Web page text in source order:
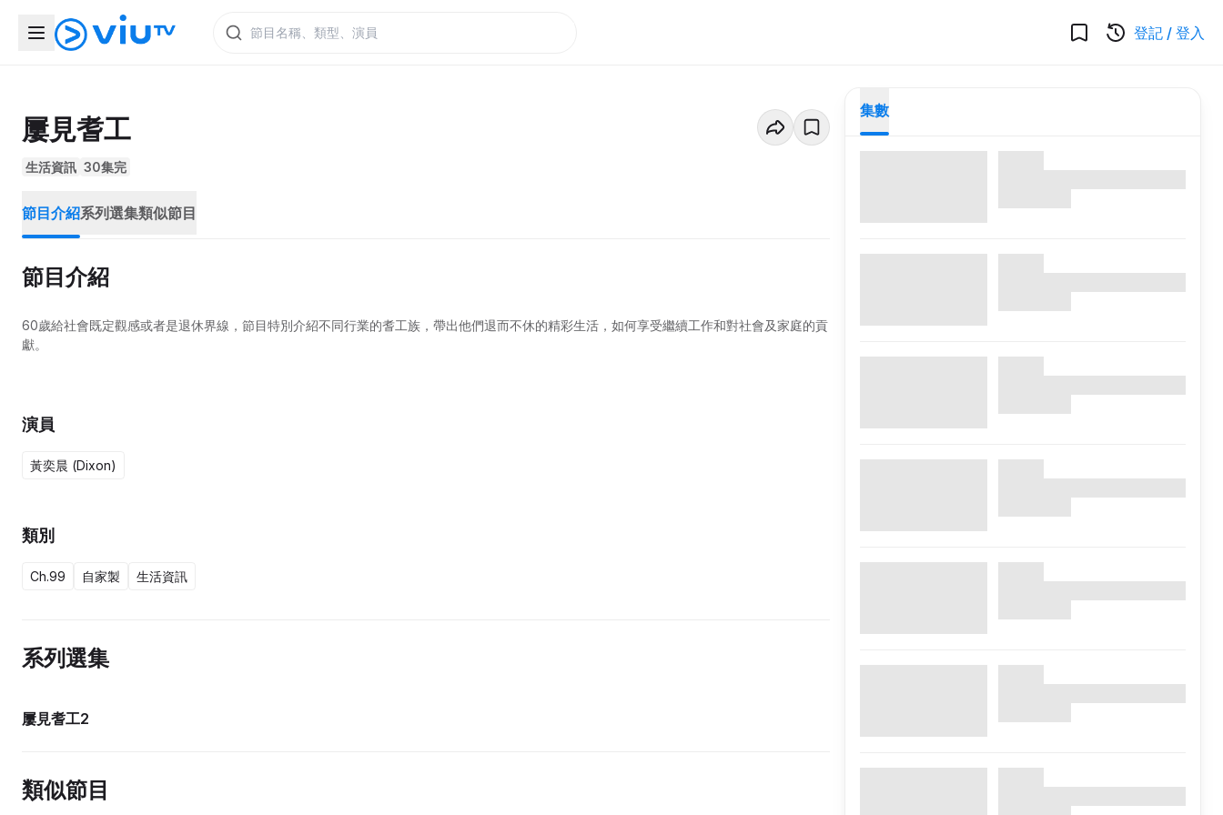
登記 / 登入
屢見耆工
生活資訊 30集完
節目介紹系列選集類似節目
節目介紹
60歲給社會既定觀感或者是退休界線，節目特別介紹不同行業的耆工族，帶出他們退而不休的精彩生活，如何享受繼續工作和對社會及家庭的貢
獻。
演員
黃奕晨 (Dixon)
類別
Ch.99 自家製 生活資訊
系列選集
屢見耆工2
類似節目
集數